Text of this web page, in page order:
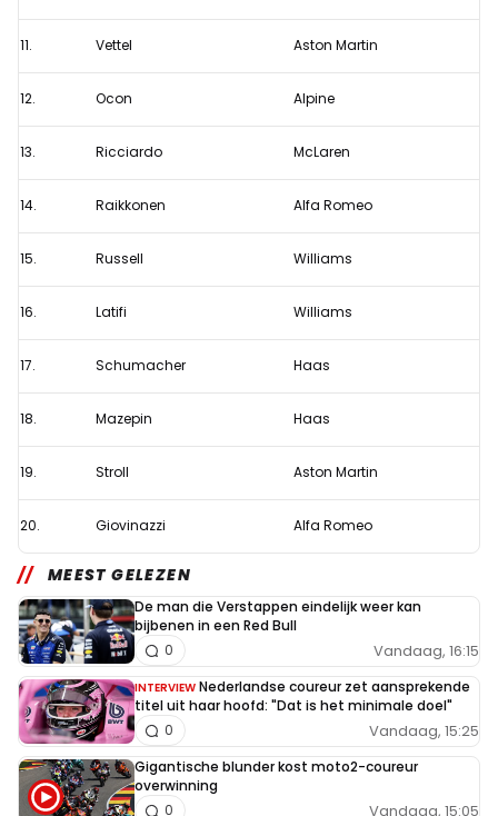
11. Vettel Aston Martin
12. Ocon Alpine
13. Ricciardo McLaren
14. Raikkonen Alfa Romeo
15. Russell Williams
16. Latifi Williams
17. Schumacher Haas
18. Mazepin Haas
19. Stroll Aston Martin
20. Giovinazzi Alfa Romeo
MEEST GELEZEN
De man die Verstappen eindelijk weer kan
bijbenen in een Red Bull
Vandaag, 16:15
0
INTERVIEW Nederlandse coureur zet aansprekende
titel uit haar hoofd: "Dat is het minimale doel"
Vandaag, 15:25
0
Gigantische blunder kost moto2-coureur
overwinning
Vandaag, 15:05
0